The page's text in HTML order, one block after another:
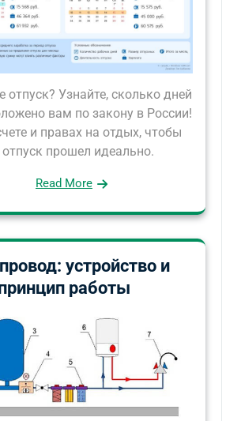
отпуск? Узнайте, сколько дней
вам по закону в России!
и правах на отдых, чтобы
прошел идеально.
Read More
устройство и
работы